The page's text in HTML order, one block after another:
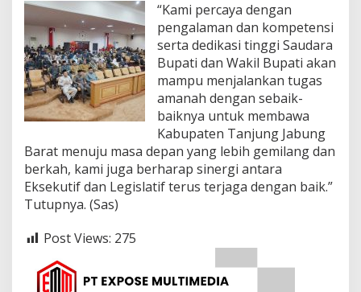
“Kami percaya dengan
pengalaman dan kompetensi
serta dedikasi tinggi Saudara
Bupati dan Wakil Bupati akan
mampu menjalankan tugas
amanah dengan sebaik-
baiknya untuk membawa
Kabupaten Tanjung Jabung
Barat menuju masa depan yang lebih gemilang dan
berkah, kami juga berharap sinergi antara
Eksekutif dan Legislatif terus terjaga dengan baik.”
Tutupnya. (Sas)
Post Views: 275